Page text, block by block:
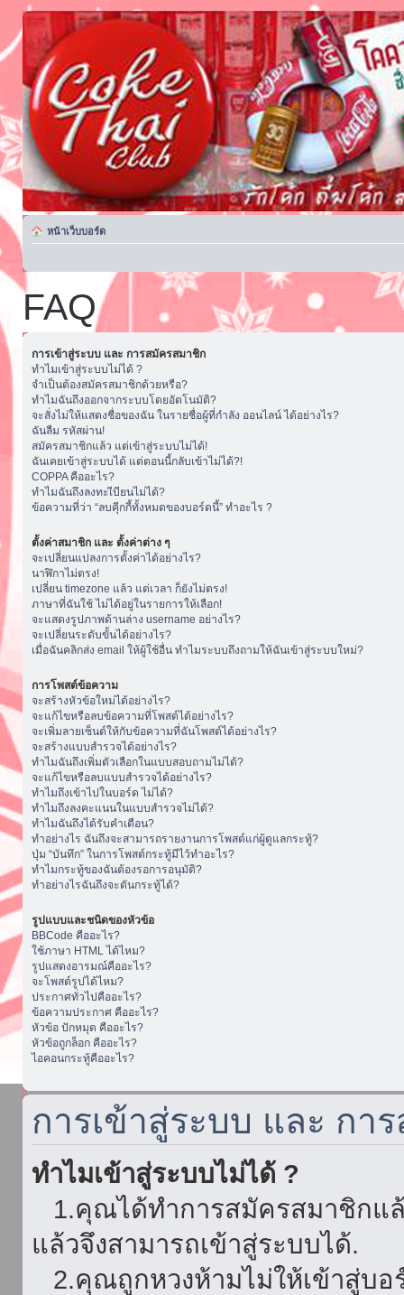
หน้าเว็บบอร์ด
FAQ
การเข้าสู่ระบบ และ การสมัครสมาชิก
ทำไมเข้าสู่ระบบไม่ได้ ?
จำเป็นต้องสมัครสมาชิกด้วยหรือ?
ทำไมฉันถึงออกจากระบบโดยอัตโนมัติ?
จะสั่งไม่ให้แสดงชื่อของฉัน ในรายชื่อผู้ที่กำลัง ออนไลน์ ได้อย่างไร?
ฉันลืม รหัสผ่าน!
สมัครสมาชิกแล้ว แต่เข้าสู่ระบบไม่ได้!
ฉันเคยเข้าสู่ระบบได้ แต่ตอนนี้กลับเข้าไม่ได้?!
COPPA คืออะไร?
ทำไมฉันถึงลงทะเีบียนไม่ได้?
ข้อความที่ว่า “ลบคุีกกี้ทั้งหมดของบอร์ดนี้” ทำอะไร ?
ตั้งค่าสมาชิก และ ตั้งค่าต่าง ๆ
จะเปลี่ยนแปลงการตั้งค่าได้อย่างไร?
นาฬิกาไม่ตรง!
เปลี่ยน timezone แล้ว แต่เวลา ก็ยังไม่ตรง!
ภาษาที่ฉันใช้ ไม่ได้อยู่ในรายการให้เลือก!
จะแสดงรูปภาพด้านล่าง username อย่างไร?
จะเปลี่ยนระดับขั้นได้อย่างไร?
เมื่อฉันคลิกส่ง email ให้ผู้ใช้อื่น ทำไมระบบถึงถามให้ฉันเข้าสู่ระบบใหม่?
การโพสต์ข้อความ
จะสร้างหัวข้อใหม่ได้อย่างไร?
จะแก้ไขหรือลบข้อความที่โพสต์ได้อย่างไร?
จะเพิ่มลายเซ็นต์ให้กับข้อความที่ฉันโพสต์ได้อย่างไร?
จะสร้างแบบสำรวจได้อย่างไร?
ทำไมฉันถึงเพิ่มตัวเลือกในแบบสอบถามไม่ได้?
จะแก้ไขหรือลบแบบสำรวจได้อย่างไร?
ทำไมถึงเข้าไปในบอร์ด ไม่ได้?
ทำไมถึงลงคะแนนในแบบสำรวจไม่ได้?
ทำไมฉันถึงได้รับคำเตือน?
ทำอย่างไร ฉันถึงจะสามารถรายงานการโพสต์แก่ผู้ดูแลกระทู้?
ปุ่ม “บันทึก” ในการโพสต์กระทู้มีไว้ทำอะไร?
ทำไมกระทู้ของฉันต้องรอการอนุมัติ?
ทำอย่างไรฉันถึงจะดันกระทู้ได้?
รูปแบบและชนิดของหัวข้อ
BBCode คืออะไร?
ใช้ภาษา HTML ได้ไหม?
รูปแสดงอารมณ์คืออะไร?
จะโพสต์รูปได้ไหม?
ประกาศทั่วไปคืออะไร?
ข้อความประกาศ คืออะไร?
หัวข้อ ปักหมุด คืออะไร?
หัวข้อถูกล็อก คืออะไร?
ไอคอนกระทู้คืออะไร?
การเข้าสู่ระบบ และ กา
ทำไมเข้าสู่ระบบไม่ได้ ?
1.คุณได้ทำการสมัครสมาชิกแ
แล้วจึงสามารถเข้าสู่ระบบได้.
2.คุณถูกหวงห้ามไม่ให้เข้าสู่บอ